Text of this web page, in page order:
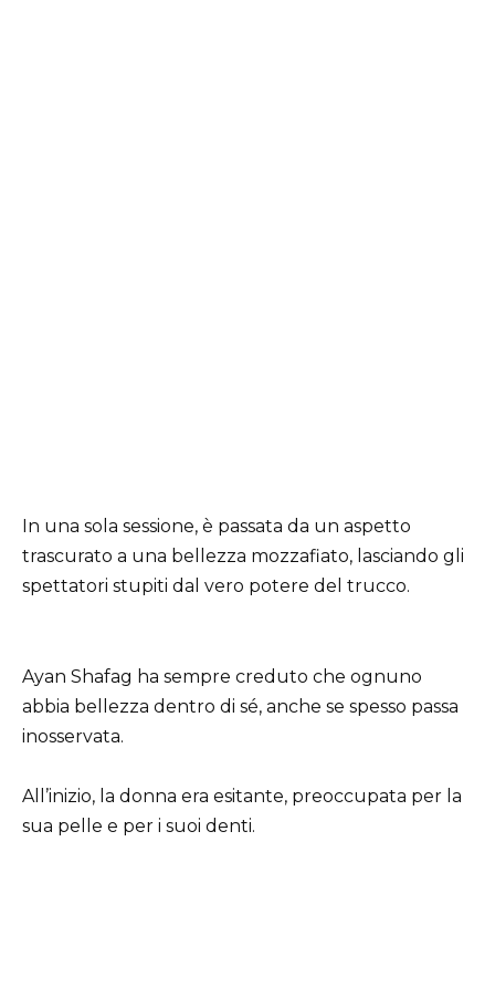
In una sola sessione, è passata da un aspetto
trascurato a una bellezza mozzafiato, lasciando gli
spettatori stupiti dal vero potere del trucco.
Ayan Shafag ha sempre creduto che ognuno
abbia bellezza dentro di sé, anche se spesso passa
inosservata.
All’inizio, la donna era esitante, preoccupata per la
sua pelle e per i suoi denti.